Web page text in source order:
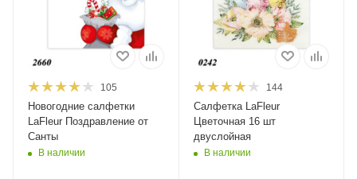
105
Новогодние салфетки
LaFleur Поздравление от
Санты
В наличии
144
Салфетка LaFleur
Цветочная 16 шт
двуслойная
В наличии